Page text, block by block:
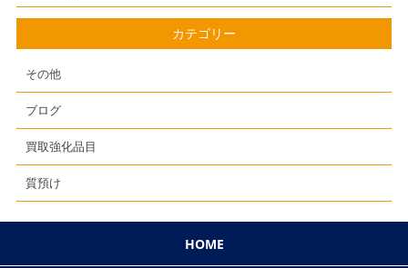
カテゴリー
その他
ブログ
買取強化品目
質預け
HOME